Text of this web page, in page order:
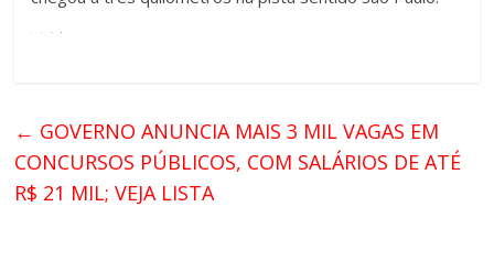
← GOVERNO ANUNCIA MAIS 3 MIL VAGAS EM
CONCURSOS PÚBLICOS, COM SALÁRIOS DE ATÉ
R$ 21 MIL; VEJA LISTA